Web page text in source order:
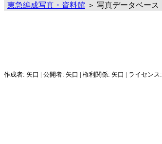
東急編成写真・資料館 ＞ 写真データベース
作成者: 矢口 | 公開者: 矢口 | 権利関係: 矢口 | ライセンス: